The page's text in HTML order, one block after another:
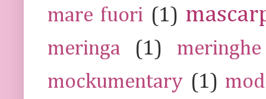
mare fuori (1)
meringa (1)
meringhe
mockumentary (1)